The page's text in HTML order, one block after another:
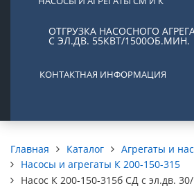
ОТГРУЗКА НАСОСНОГО
С ЭЛ.ДВ. 55КВТ/1500ОБ.МИН.
КОНТАКТНАЯ ИНФОРМАЦИЯ
Главная Каталог
Агрегаты и
Насосы и агрегаты К 200-150-315
Насос К 200-150-315б СД с эл.дв.